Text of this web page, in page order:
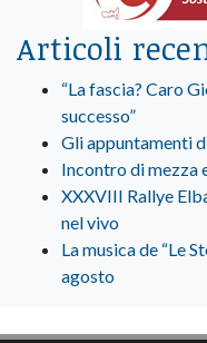
Articoli
“La fascia? Caro
successo”
Gli appuntamenti
Incontro di mezza
XXXVIII Rallye
nel vivo
La musica de “Le
agosto